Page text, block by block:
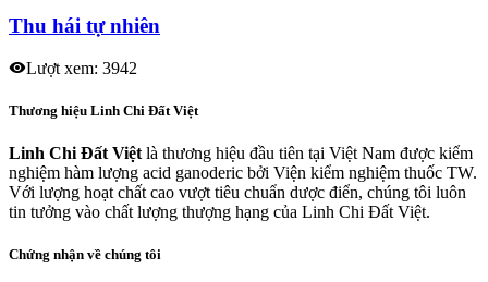
Thu hái tự nhiên
Lượt xem: 3942
Thương hiệu Linh Chi Đất Việt
Linh Chi Đất Việt là thương hiệu đầu tiên tại Việt Nam được kiểm
nghiệm hàm lượng acid ganoderic bởi Viện kiểm nghiệm thuốc TW.
Với lượng hoạt chất cao vượt tiêu chuẩn dược điển, chúng tôi luôn
tin tưởng vào chất lượng thượng hạng của Linh Chi Đất Việt.
Chứng nhận về chúng tôi